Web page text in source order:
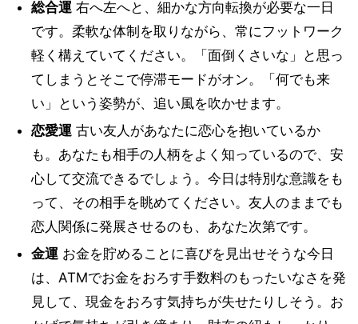
総合運右へ左へと、細かな方向転換が必要な一日
です。柔軟な体制を取りながら、常にフットワーク
軽く構えていてください。「面倒くさいな」と思っ
てしまうとそこで停滞モードがオン。「何でも来
い」という姿勢が、追い風を吹かせます。
恋愛運古い友人があなたに恋心を抱いているか
も。あなたも相手の人柄をよく知っているので、安
心して交流できるでしょう。今日は特別な意識をも
って、その相手を眺めてください。友人のままでも
恋人関係に発展させるのも、あなた次第です。
金運お金を貯めることに喜びを見出せそうな今日
は、ATMでお金をおろす手数料のもったいなさを発
見して、現金をおろす気持ちが失せたりしそう。お